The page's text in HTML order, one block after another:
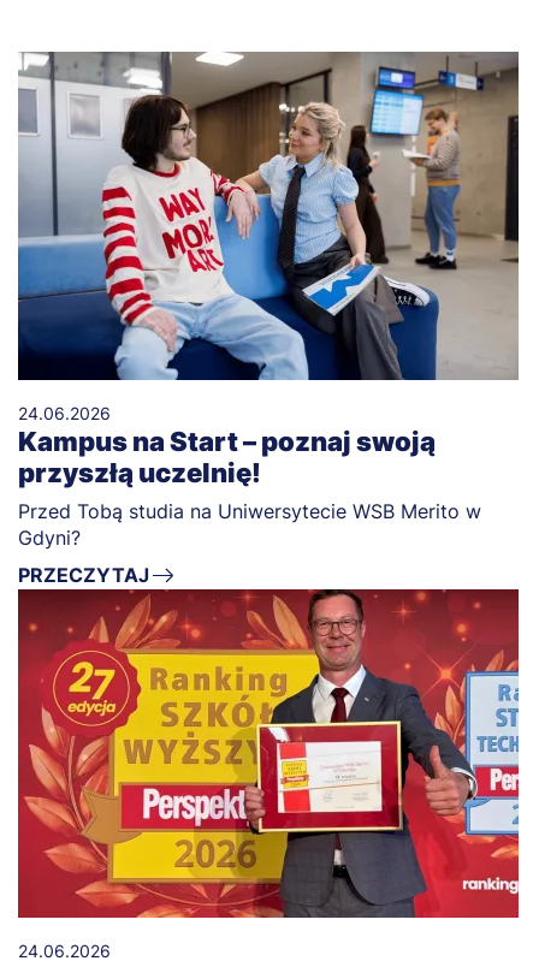
24.06.2026
Kampus na Start – poznaj swoją
przyszłą uczelnię!
Przed Tobą studia na Uniwersytecie WSB Merito w
Gdyni?
PRZECZYTAJ
24.06.2026